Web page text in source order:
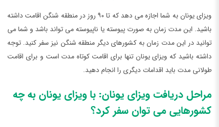
ویزای یونان به شما اجازه می دهد که تا ۹۰ روز در منطقه شنگن اقامت داشته
باشید. این مدت زمان به صورت پیوسته یا ناپیوسته می تواند باشد و شما می
توانید در این مدت زمان به کشورهای دیگر منطقه شنگن نیز سفر کنید. توجه
داشته باشید که ویزای یونان تنها برای اقامت کوتاه مدت است و برای اقامت
طولانی مدت باید اقدامات دیگری را انجام دهید.
مراحل دریافت ویزای یونان: با ویزای یونان به چه
کشورهایی می توان سفر کرد؟